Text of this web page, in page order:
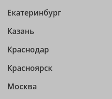
Екатеринбург
Казань
Краснодар
Красноярск
Москва